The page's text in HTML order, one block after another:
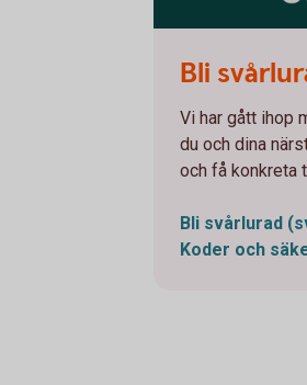
Bli
Vi har gått ihop
du och dina
och få konkreta
Bli svårlurad
Koder och